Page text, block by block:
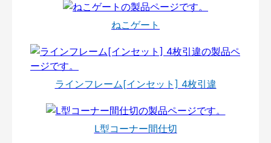
ねこゲート
ラインフレーム[インセット] 4枚引違
L型コーナー間仕切